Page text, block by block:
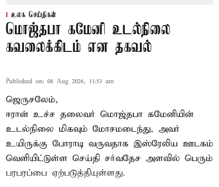
உலக செய்திகள்
மொஜ்தபா கமேனி உடல்நிலை
கவலைக்கிடம் என தகவல்
Published on: 08 Aug 2026, 11:53 am
ஜெருசலேம்,
ஈரான் உச்ச தலைவர் மொஜ்தபா கமேனியின்
உடல்நிலை மிகவும் மோசமடைந்து, அவர்
உயிருக்கு போராடி வருவதாக இஸ்ரேலிய ஊடகம்
வெளியிட்டுள்ள செய்தி சர்வதேச அளவில் பெரும்
பரபரப்பை ஏற்படுத்தியுள்ளது.